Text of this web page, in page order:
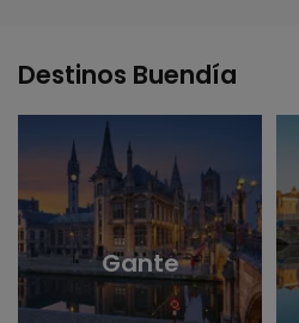
Destinos Buendía
Gante